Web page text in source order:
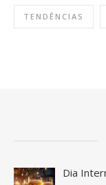
TENDÊNCIAS
Dia